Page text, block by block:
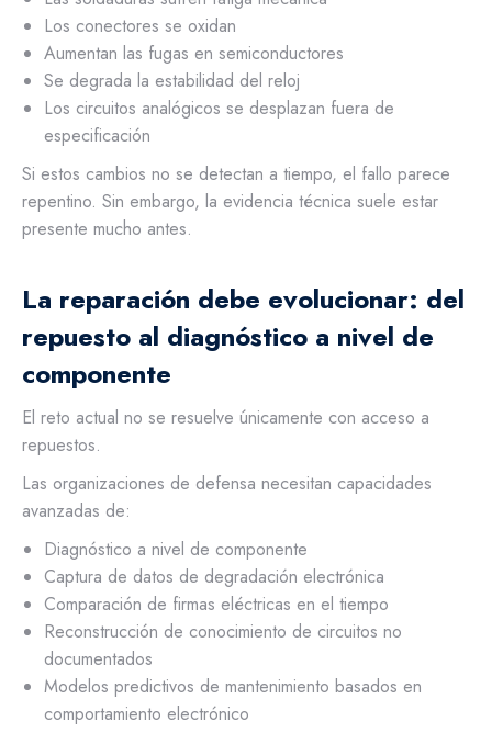
Los conectores se oxidan
Aumentan las fugas en semiconductores
Se degrada la estabilidad del reloj
Los circuitos analógicos se desplazan fuera de
especificación
Si estos cambios no se detectan a tiempo, el fallo parece
repentino. Sin embargo, la evidencia técnica suele estar
presente mucho antes.
La reparación debe evolucionar: del
repuesto al diagnóstico a nivel de
componente
El reto actual no se resuelve únicamente con acceso a
repuestos.
Las organizaciones de defensa necesitan capacidades
avanzadas de:
Diagnóstico a nivel de componente
Captura de datos de degradación electrónica
Comparación de firmas eléctricas en el tiempo
Reconstrucción de conocimiento de circuitos no
documentados
Modelos predictivos de mantenimiento basados en
comportamiento electrónico